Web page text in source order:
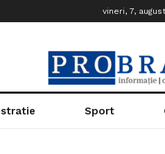
vineri, 7,
Sport